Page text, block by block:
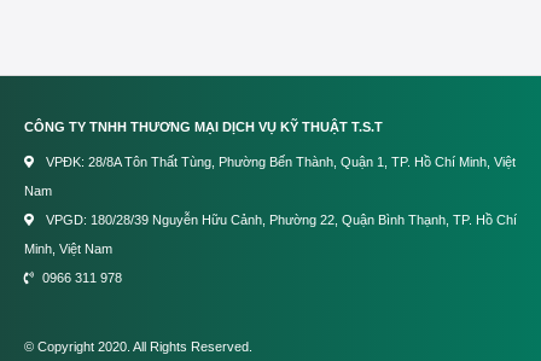
CÔNG TY TNHH THƯƠNG MẠI DỊCH VỤ KỸ THUẬT T.S.T
VPĐK: 28/8A Tôn Thất Tùng, Phường Bến Thành, Quận 1, TP. Hồ Chí Minh, Việt
Nam
VPGD: 180/28/39 Nguyễn Hữu Cảnh, Phường 22, Quận Bình Thạnh, TP. Hồ Chí
Minh, Việt Nam
0966 311 978
© Copyright 2020. All Rights Reserved.